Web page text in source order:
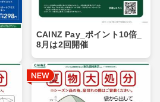
CAINZ Pay_ポイント10倍_
8月は2回開催